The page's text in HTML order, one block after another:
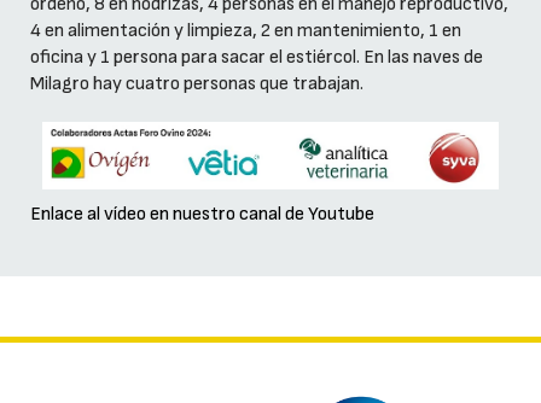
4 en alimentación y limpieza, 2 en mantenimiento, 1 en
oficina y 1 persona para sacar el estiércol. En las naves de
Milagro hay cuatro personas que trabajan.
Enlace al vídeo en nuestro canal de Youtube